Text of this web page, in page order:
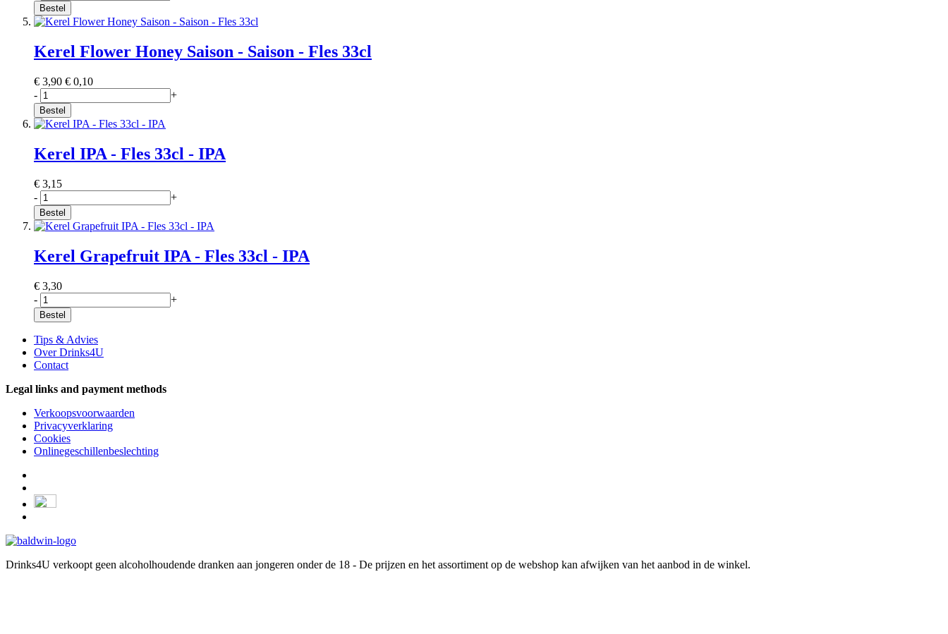
Bestel
Kerel Flower Honey Saison - Saison - Fles 33cl
€ 3,90 € 0,10
-
+
Bestel
Kerel IPA - Fles 33cl - IPA
€ 3,15
-
+
Bestel
Kerel Grapefruit IPA - Fles 33cl - IPA
€ 3,30
-
+
Bestel
Tips & Advies
Over Drinks4U
Contact
Legal links and payment methods
Verkoopsvoorwaarden
Privacyverklaring
Cookies
Onlinegeschillenbeslechting
Drinks4U verkoopt geen alcoholhoudende dranken aan jongeren onder de 18 - De prijzen en het assortiment op de webshop kan afwijken van het aanbod in de winkel.